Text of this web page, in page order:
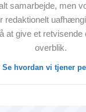
samarbejde, men
redaktionelt
at give et retvisende
overblik.
Se hvordan vi tjener